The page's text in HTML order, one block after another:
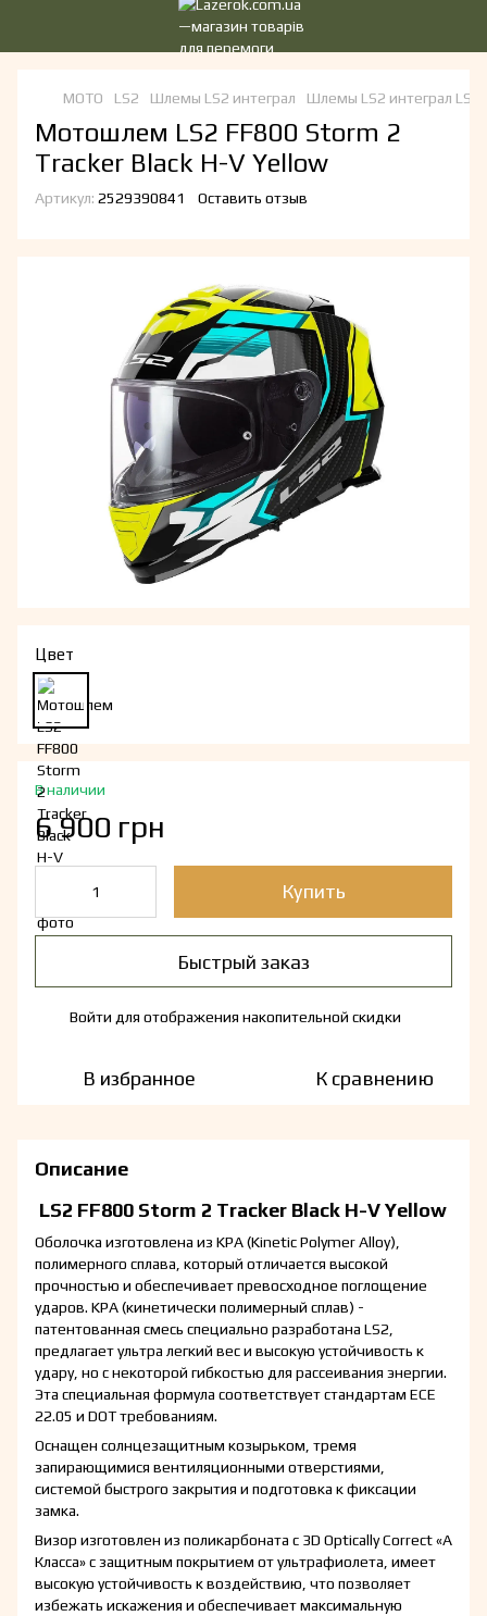
МОТО LS2 Шлемы LS2 интеграл Шлемы LS2 интеграл LS2
Мотошлем LS2 FF800 Storm 2
Tracker Black H-V Yellow
Артикул: 2529390841 Оставить отзыв
Цвет
В наличии
6 900 грн
Купить
Быстрый заказ
Войти для отображения накопительной скидки
В избранное К сравнению
Описание
LS2 FF800 Storm 2 Tracker Black H-V Yellow
Оболочка изготовлена из KPA (Kinetic Polymer Alloy),
полимерного сплава, который отличается высокой
прочностью и обеспечивает превосходное поглощение
ударов. KPA (кинетически полимерный сплав) -
патентованная смесь специально разработана LS2,
предлагает ультра легкий вес и высокую устойчивость к
удару, но с некоторой гибкостью для рассеивания энергии.
Эта специальная формула соответствует стандартам ECE
22.05 и DOT требованиям.
Оснащен солнцезащитным козырьком, тремя
запирающимися вентиляционными отверстиями,
системой быстрого закрытия и подготовка к фиксации
замка.
Визор изготовлен из поликарбоната с 3D Optically Correct «А
Класса» с защитным покрытием от ультрафиолета, имеет
высокую устойчивость к воздействию, что позволяет
избежать искажения и обеспечивает максимальную